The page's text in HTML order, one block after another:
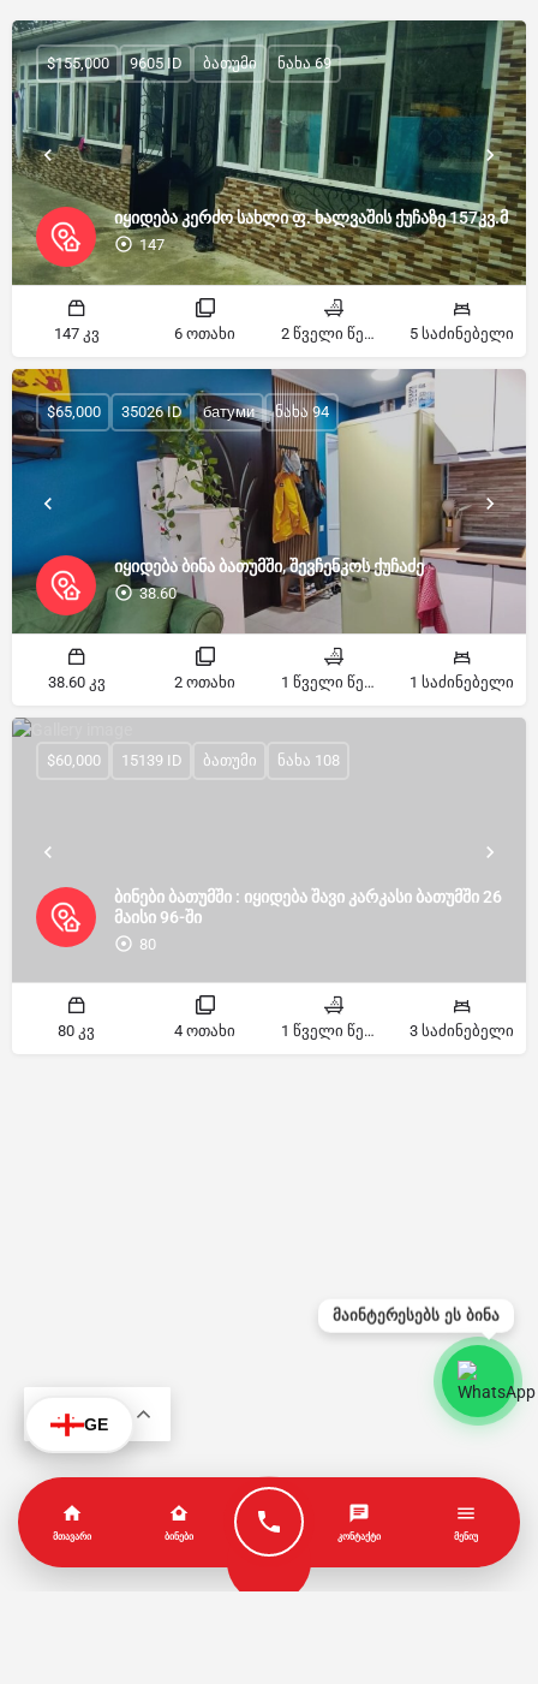
იყიდება კერძო სახლი ფ. ხალვაშის ქუჩაზე 157კვ.მ
147
$155,000 9605 ID ბათუმი ნახა 69
147 კვ 6 ოთახი 2 წველი წერტილი 5 საძინებელი
იყიდება ბინა ბათუმში, შევჩენკოს ქუჩაძე
38.60
$65,000 35026 ID батуми ნახა 94
38.60 კვ 2 ოთახი 1 წველი წერტილი 1 საძინებელი
ბინები ბათუმში : იყიდება შავი კარკასი ბათუმში 26
მაისი 96-ში
80
$60,000 15139 ID ბათუმი ნახა 108
80 კვ 4 ოთახი 1 წველი წერტილი 3 საძინებელი
GE
ᲛᲗᲐᲕᲐᲠᲘ ᲑᲘᲜᲔᲑᲘ ᲙᲝᲜᲢᲐᲥᲢᲘ ᲛᲔᲜᲘᲣ
KA
მაინტერესებს ეს ბინა